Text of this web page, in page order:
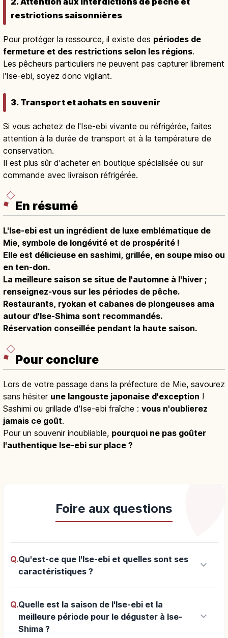
restrictions saisonnières
Pour protéger la ressource, il existe des périodes de
fermeture et des restrictions selon les régions.
Les pêcheurs particuliers ne peuvent pas capturer librement
l'Ise-ebi, soyez donc vigilant.
3. Transport et achats en souvenir
Si vous achetez de l'Ise-ebi vivante ou réfrigérée, faites
attention à la durée de transport et à la température de
conservation.
Il est plus sûr d'acheter en boutique spécialisée ou sur
commande avec livraison réfrigérée.
En résumé
L'Ise-ebi est un ingrédient de luxe emblématique de
Mie, symbole de longévité et de prospérité !
Elle est délicieuse en sashimi, grillée, en soupe miso ou
en ten-don.
La meilleure saison se situe de l'automne à l'hiver ;
renseignez-vous sur les périodes de pêche.
Restaurants, ryokan et cabanes de plongeuses ama
autour d'Ise-Shima sont recommandés.
Réservation conseillée pendant la haute saison.
Pour conclure
Lors de votre passage dans la préfecture de Mie, savourez
sans hésiter une langouste japonaise d'exception !
Sashimi ou grillade d'Ise-ebi fraîche : vous n'oublierez
jamais ce goût.
Pour un souvenir inoubliable, pourquoi ne pas goûter
l'authentique Ise-ebi sur place ?
Foire aux questions
Q.Qu'est-ce que l'Ise-ebi et quelles sont ses
caractéristiques ?
keyboard_arrow_down
Q.Quelle est la saison de l'Ise-ebi et la
meilleure période pour le déguster à Ise-
Shima ?
keyboard_arrow_down